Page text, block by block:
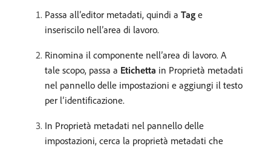
Passa all’editor metadati, quindi a Tag e
inseriscilo nell’area di lavoro.
Rinomina il componente nell’area di lavoro. A
tale scopo, passa a Etichetta in Proprietà metadati
nel pannello delle impostazioni e aggiungi il testo
per l’identificazione.
In Proprietà metadati nel pannello delle
impostazioni, cerca la proprietà metadati che